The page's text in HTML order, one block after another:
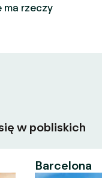
ma rzeczy
w pobliskich
Barcelona